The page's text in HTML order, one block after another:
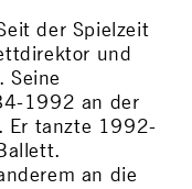
der Spielzeit
und
Seine
1992 an der
Er tanzte 1992-
an die